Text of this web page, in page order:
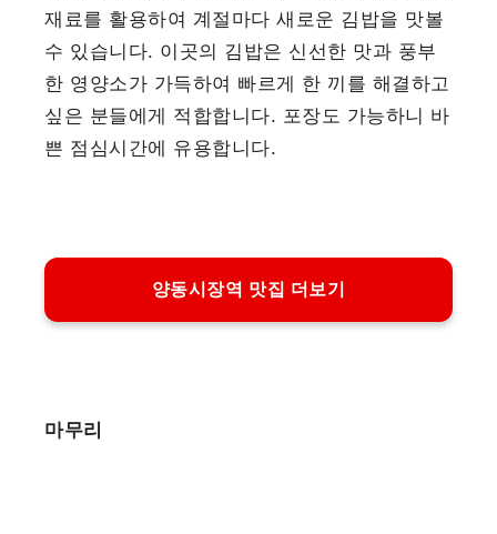
재료를 활용하여 계절마다 새로운 김밥을 맛볼
수 있습니다. 이곳의 김밥은 신선한 맛과 풍부
한 영양소가 가득하여 빠르게 한 끼를 해결하고
싶은 분들에게 적합합니다. 포장도 가능하니 바
쁜 점심시간에 유용합니다.
양동시장역 맛집 더보기
마무리